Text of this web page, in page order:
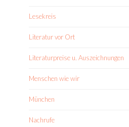
Lesekreis
Literatur vor Ort
Literaturpreise u. Auszeichnungen
Menschen wie wir
München
Nachrufe